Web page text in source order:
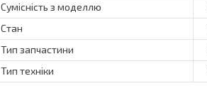
Сумісність з моделлю
Стан
Тип запчастини
Тип техніки